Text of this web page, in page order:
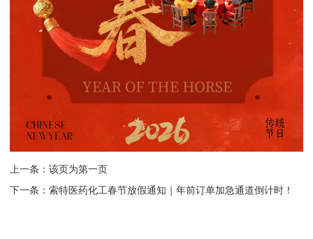
上一条：该页为第一页
下一条： 索特医药化工春节放假通知｜年前订单加急通道倒计时！